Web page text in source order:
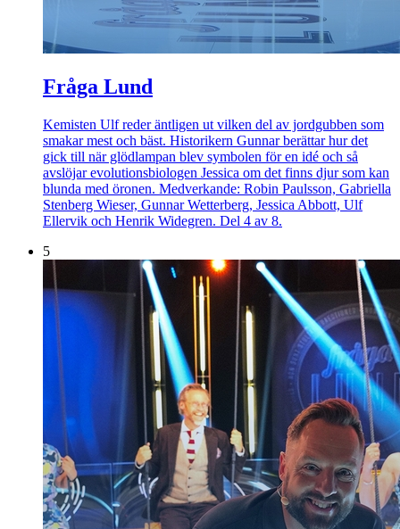
Fråga Lund
Kemisten Ulf reder äntligen ut vilken del av jordgubben som
smakar mest och bäst. Historikern Gunnar berättar hur det
gick till när glödlampan blev symbolen för en idé och så
avslöjar evolutionsbiologen Jessica om det finns djur som kan
blunda med öronen. Medverkande: Robin Paulsson, Gabriella
Stenberg Wieser, Gunnar Wetterberg, Jessica Abbott, Ulf
Ellervik och Henrik Widegren. Del 4 av 8.
5